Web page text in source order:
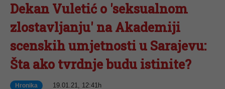
Dekan Vuletić o 'seksualnom
zlostavljanju' na Akademiji
scenskih umjetnosti u Sarajevu:
Šta ako tvrdnje budu istinite?
Hronika 19.01.21, 12:41h